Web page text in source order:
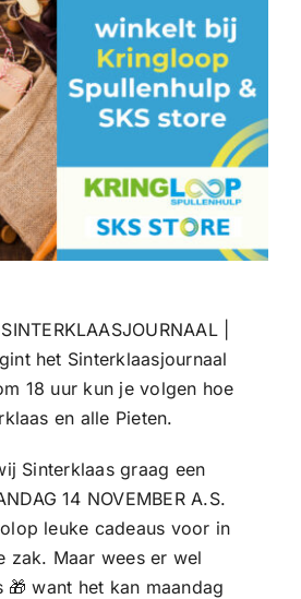
|
het Sinterklaasjournaal
18 uur kun je volgen hoe
en alle Pieten.
Sinterklaas graag een
14 NOVEMBER A.S.
leuke cadeaus voor in
zak. Maar wees er wel
🎁 want het kan maandag